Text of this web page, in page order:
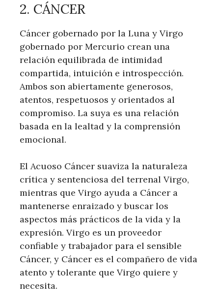
2. CÁNCER
Cáncer gobernado por la Luna y Virgo
gobernado por Mercurio crean una
relación equilibrada de intimidad
compartida, intuición e introspección.
Ambos son abiertamente generosos,
atentos, respetuosos y orientados al
compromiso. La suya es una relación
basada en la lealtad y la comprensión
emocional.
El Acuoso Cáncer suaviza la naturaleza
crítica y sentenciosa del terrenal Virgo,
mientras que Virgo ayuda a Cáncer a
mantenerse enraizado y buscar los
aspectos más prácticos de la vida y la
expresión. Virgo es un proveedor
confiable y trabajador para el sensible
Cáncer, y Cáncer es el compañero de vida
atento y tolerante que Virgo quiere y
necesita.